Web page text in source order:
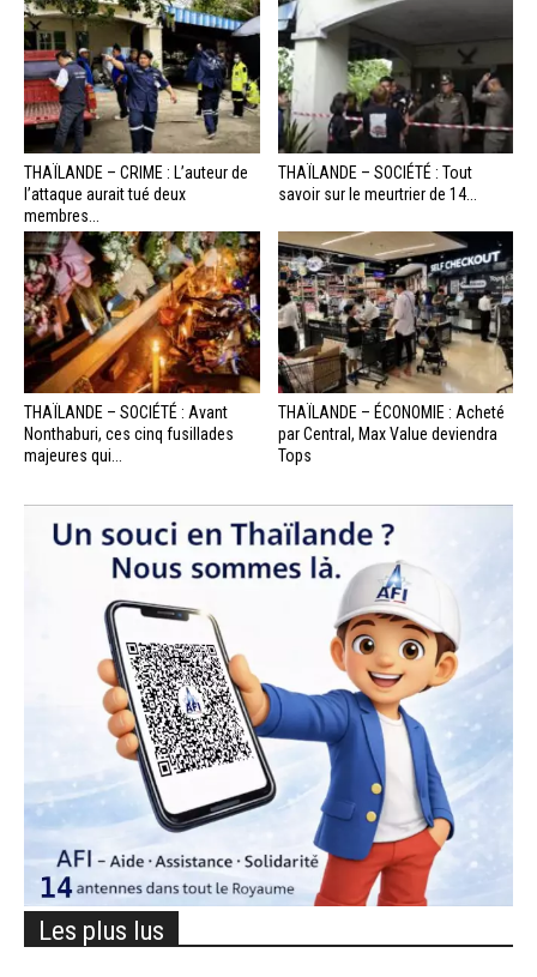
THAÏLANDE – CRIME : L’auteur de
l’attaque aurait tué deux
membres...
THAÏLANDE – SOCIÉTÉ : Tout
savoir sur le meurtrier de 14...
THAÏLANDE – SOCIÉTÉ : Avant
Nonthaburi, ces cinq fusillades
majeures qui...
THAÏLANDE – ÉCONOMIE : Acheté
par Central, Max Value deviendra
Tops
Les plus lus